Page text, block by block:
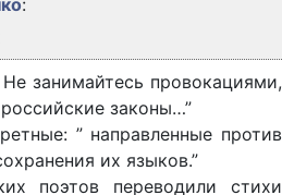
:
занимайтесь провокациями,
законы…”
” направленные против
их языков.”
поэтов переводили стихи